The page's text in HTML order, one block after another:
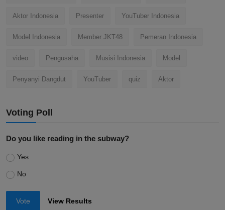
Aktor Indonesia Presenter YouTuber Indonesia
Model Indonesia Member JKT48 Pemeran Indonesia
video Pengusaha Musisi Indonesia Model
Penyanyi Dangdut YouTuber quiz Aktor
Voting Poll
Do you like reading in the subway?
Yes
No
Vote View Results